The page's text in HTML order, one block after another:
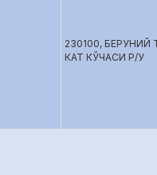
230100,
КАТ КЎЧАСИ Р/У